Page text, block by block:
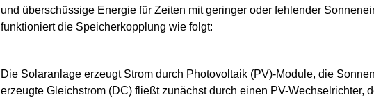
und überschüssige Energie für Zeiten mit geringer oder fehlender
funktioniert die Speicherkopplung wie folgt:
Die Solaranlage erzeugt Strom durch Photovoltaik (PV)-Module, die
erzeugte Gleichstrom (DC) fließt zunächst durch einen PV-Wechselrichter,